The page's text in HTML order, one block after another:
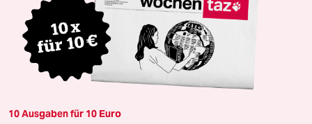
10 Ausgaben für 10 Euro